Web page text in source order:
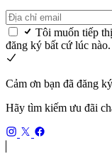
Tôi muốn tiếp
đăng ký bất cứ lúc
Cảm ơn bạn đã đăng
Hãy tìm kiếm ưu đãi